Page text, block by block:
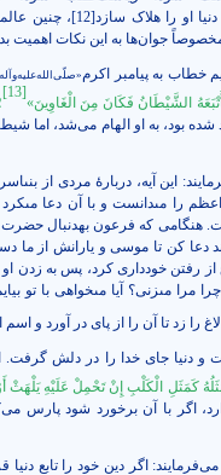
دنیا او را هلاک سازد[12]، چنین
جوان‌ها به این نکات اهمیت
خطاب به پیامبر اکرم
فَأَتْبَعَهُ الشَّيْطَانُ فَكَانَ مِنَ الْغَاوِينَ»
[13]
بود، به او الهام می‌شد، اما
اين آيه، دربارۀ مردى از
را مى‏دانست و با آن دعا
هنگامى كه فرعون به‏دنبال
دعا كن تا موسى و يارانش از ما
از رفتن خوددارى كرد، پس به زدن
مرا مى‏زنى؟ آيا مى‏خواهى با تو
را زد تا آن را از پاى در آورد و اسم
و دنیا جای خدا را در دلش
كَمَثَلِ الْكَلْبِ إِنْ تَحْمِلْ عَلَيْهِ يَلْهَثْ
اگر با آن برخورد شود پارس
می‌فرمایند: اگر دین خود را تابع